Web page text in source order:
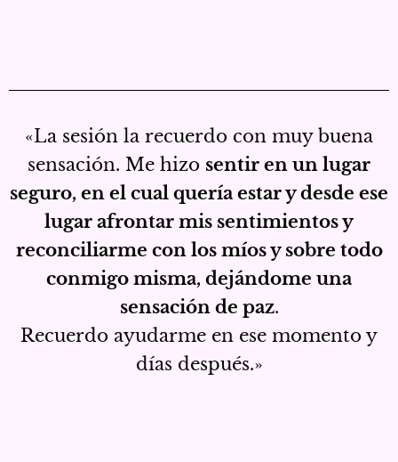
«La sesión la recuerdo con muy buena
sensación. Me hizo sentir en un lugar
seguro, en el cual quería estar y desde ese
lugar afrontar mis sentimientos y
reconciliarme con los míos y sobre todo
conmigo misma, dejándome una
sensación de paz.
Recuerdo ayudarme en ese momento y
días después.»